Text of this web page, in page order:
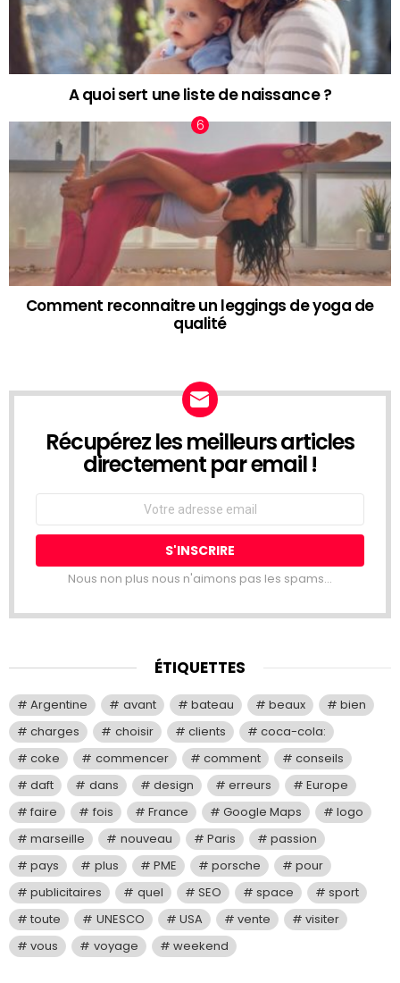
A quoi sert une liste de naissance ?
Comment reconnaitre un leggings de yoga de
qualité
NEWSLETTER
Récupérez les meilleurs articles
directement par email !
Nous non plus nous n'aimons pas les spams...
ÉTIQUETTES
Argentine avant bateau beaux
bien
charges
choisir clients
coca-cola:
coke
commencer comment
conseils
daft
dans design erreurs
Europe
faire
fois France Google Maps
logo
marseille
nouveau Paris
passion
pays
plus PME porsche
pour
publicitaires
quel SEO space
sport
toute
UNESCO USA vente
visiter
vous
voyage weekend